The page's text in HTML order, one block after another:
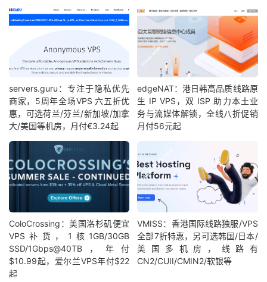
servers.guru：专注于隐私优先
商家，5周年全场VPS 六五折优
惠，可选荷兰/芬兰/新加坡/加拿
大/美国等机房，月付€3.24起
edgeNAT：港日韩高品质线路原
生 IP VPS，双 ISP 助力本土业
务与流媒体解锁，全线八折促销
月付56元起
ColoCrossing：美国洛杉矶便宜
VPS补货，1核1GB/30GB
SSD/1Gbps@40TB，年付
$10.99起，爱尔兰VPS年付$22
起
VMISS：香港国际线路独服/VPS
全部7折特惠，另可选韩国/日本/
美国多机房，线路有
CN2/CUII/CMIN2/软银等